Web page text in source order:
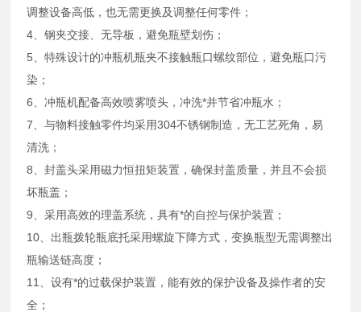
调整设备高低，也无需更换及调整任何零件；
4、钢夹交接、无导板，避免瓶壁划伤；
5、特殊设计的冲瓶机瓶夹不接触瓶口螺纹部位，避免瓶口污
染；
6、冲瓶机配备高效喷雾喷头，冲洗*并节省冲瓶水；
7、与物料接触零件均采用304不锈钢制造，无工艺死角，易
清洗；
8、封盖头采用磁力恒扭矩装置，确保封盖质量，并且不会损
坏瓶盖；
9、采用高效的理盖系统，具有*的自控与保护装置；
10、出瓶拨轮瓶底托采用螺旋下降方式，变换瓶型无需调整出
瓶输送链高度；
11、设有*的过载保护装置，能有效的保护设备及操作者的安
全；